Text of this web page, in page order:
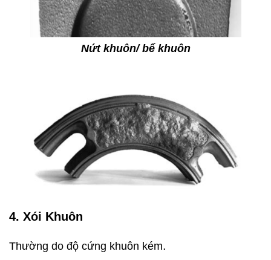
Nứt khuôn/ bể khuôn
4. Xói Khuôn
Thường do độ cứng khuôn kém.